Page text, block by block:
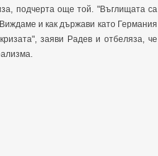
подчерта още той. "Въглищата са
и как държави като Германия
заяви Радев и отбеляза, че